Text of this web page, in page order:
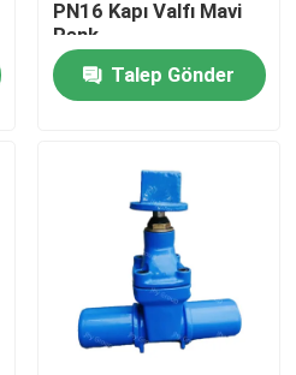
PN16 Kapı Valfı Mavi
Renk
Talep Gönder